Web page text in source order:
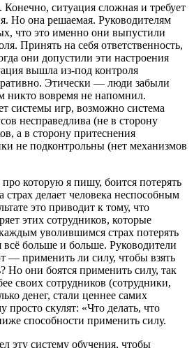
Конечно, ситуация сложная и требует
Но она решаемая. Руководителям
что это именно они выпустили
Принять на себя ответственность,
они допустили эти настроения
вышла из-под контроля
Этически — люди забыли
никто вовремя не напомнил.
системы игр, возможно система
несправедлива (не в сторону
а в сторону притеснения
не подконтрольны (нет механизмов
которую я пишу, боится потерять
страх делает человека неспособным
это приводит к тому, что
этих сотрудников, которые
уволившимся страх потерять
всё больше и больше. Руководители
— применить ли силу, чтобы взять
Но они боятся применить силу, так
своих сотрудников (сотрудники,
денег, стали ценнее самих
просто скулят: «Что делать, что
способности применить силу.
эту систему обучения, чтобы